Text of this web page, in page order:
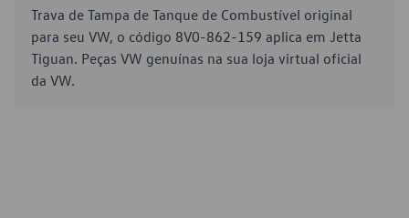
Trava de Tampa de Tanque de Combustível original
para seu VW, o código 8V0-862-159 aplica em Jetta
Tiguan. Peças VW genuínas na sua loja virtual oficial
da VW.